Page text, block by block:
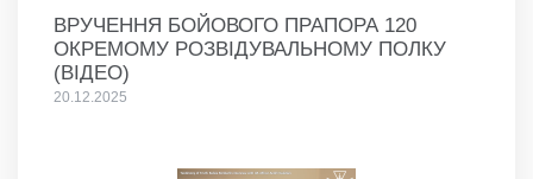
ВРУЧЕННЯ БОЙОВОГО ПРАПОРА 120
ОКРЕМОМУ РОЗВІДУВАЛЬНОМУ ПОЛКУ
(ВІДЕО)
20.12.2025